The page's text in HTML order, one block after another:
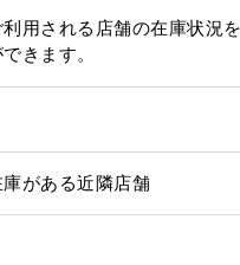
利用される店舗の在庫状況
きます。
庫がある近隣店舗